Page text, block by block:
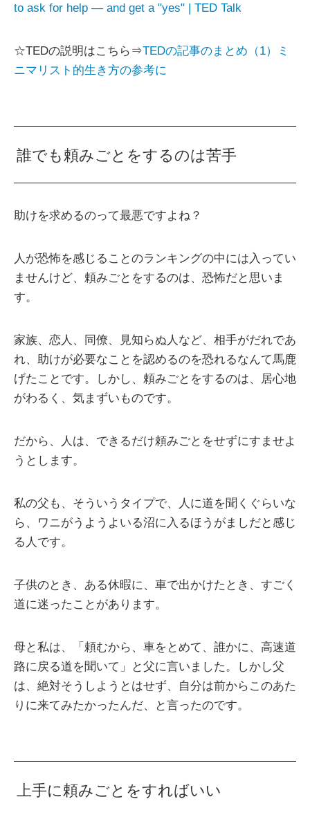
to ask for help — and get a "yes" | TED Talk
☆TEDの説明はこちら⇒TEDの記事のまとめ（1）ミ
ニマリスト的生き方の参考に
誰でも頼みごとをするのは苦手
助けを求めるのって最悪ですよね？
人が恐怖を感じることのランキングの中には入ってい
ませんけど、頼みごとをするのは、恐怖だと思いま
す。
家族、恋人、同僚、見知らぬ人など、相手がだれであ
れ、助けが必要なことを認めるのを恐れるなんて馬鹿
げたことです。しかし、頼みごとをするのは、居心地
がわるく、気まずいものです。
だから、人は、できるだけ頼みごとをせずにすませよ
うとします。
私の父も、そういうタイプで、人に道を聞くぐらいな
ら、ワニがうようよいる沼に入るほうがましだと感じ
る人です。
子供のとき、ある休暇に、車で出かけたとき、すごく
道に迷ったことがあります。
母と私は、「頼むから、車をとめて、誰かに、高速道
路に戻る道を聞いて」と父に言いました。しかし父
は、絶対そうしようとはせず、自分は前からこのあた
りに来てみたかったんだ、と言ったのです。
上手に頼みごとをすればいい